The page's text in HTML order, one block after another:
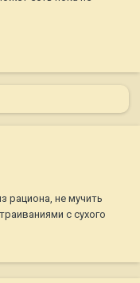
рациона, не мучить
с сухого